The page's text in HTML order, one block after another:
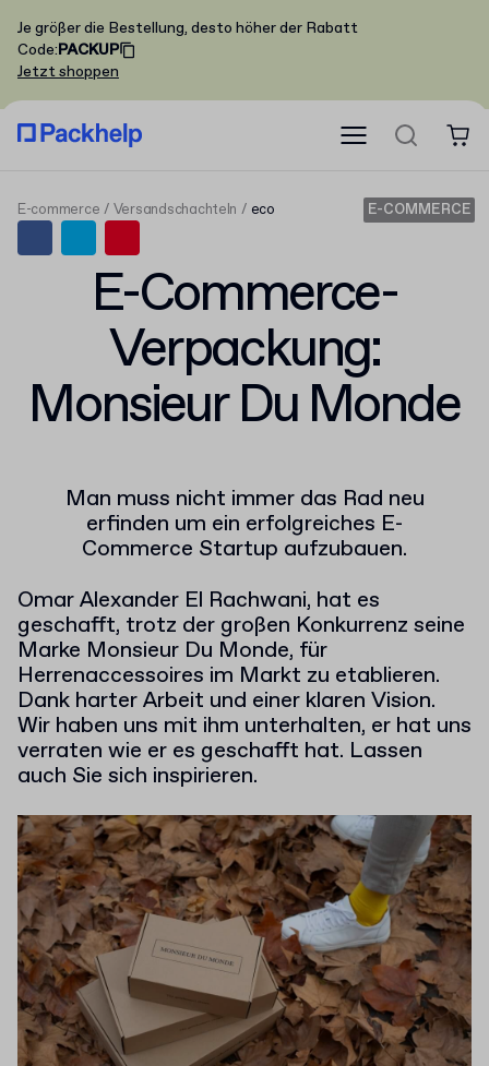
Je größer die Bestellung, desto höher der Rabatt
Code:PACKUP
Jetzt shoppen
E-Commerce-
Verpackung:
Monsieur Du Monde
E-commerce Versandschachteln eco E-COMMERCE
Man muss nicht immer das Rad neu
erfinden um ein erfolgreiches E-
Commerce Startup aufzubauen.
Omar Alexander El Rachwani, hat es
geschafft, trotz der großen Konkurrenz seine
Marke Monsieur Du Monde, für
Herrenaccessoires im Markt zu etablieren.
Dank harter Arbeit und einer klaren Vision.
Wir haben uns mit ihm unterhalten, er hat uns
verraten wie er es geschafft hat. Lassen
auch Sie sich inspirieren.